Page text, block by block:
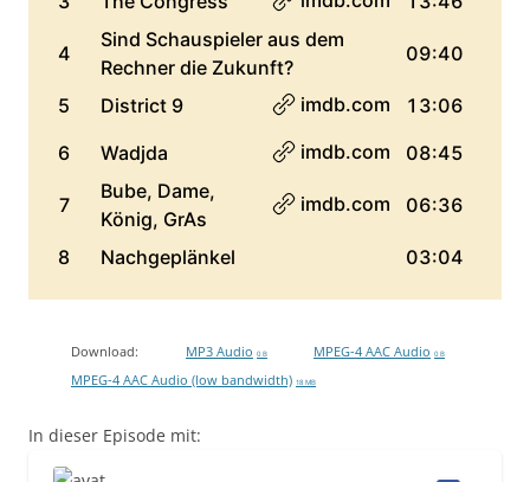
Download: MP3 Audio 0 B MPEG-4 AAC Audio 0 B
MPEG-4 AAC Audio (low bandwidth) 18 MB
In dieser Episode mit: